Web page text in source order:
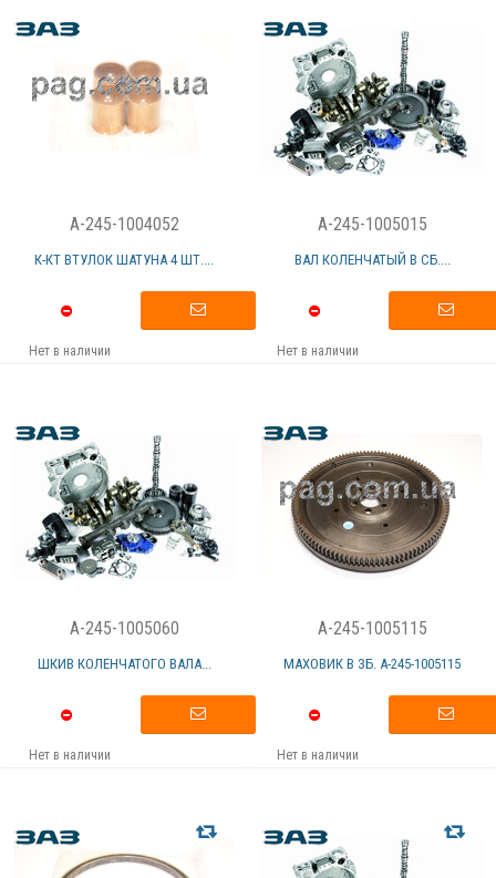
A-245-1004052
К-КТ ВТУЛОК ШАТУНА 4 ШТ....
Нет в наличии
A-245-1005015
ВАЛ КОЛЕНЧАТЫЙ В СБ....
Нет в наличии
A-245-1005060
ШКИВ КОЛЕНЧАТОГО ВАЛА...
Нет в наличии
A-245-1005115
МАХОВИК В ЗБ. А-245-1005115
Нет в наличии